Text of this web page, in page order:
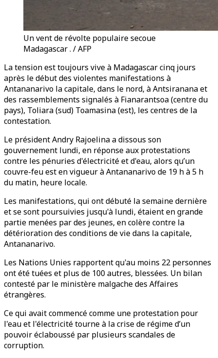
Un vent de révolte populaire secoue
Madagascar . / AFP
La tension est toujours vive à Madagascar cinq jours
après le début des violentes manifestations à
Antananarivo la capitale, dans le nord, à Antsiranana et
des rassemblements signalés à Fianarantsoa (centre du
pays), Toliara (sud) Toamasina (est), les centres de la
contestation.
Le président Andry Rajoelina a dissous son
gouvernement lundi, en réponse aux protestations
contre les pénuries d'électricité et d'eau, alors qu’un
couvre-feu est en vigueur à Antananarivo de 19 h à 5 h
du matin, heure locale.
Les manifestations, qui ont débuté la semaine dernière
et se sont poursuivies jusqu'à lundi, étaient en grande
partie menées par des jeunes, en colère contre la
détérioration des conditions de vie dans la capitale,
Antananarivo.
Les Nations Unies rapportent qu'au moins 22 personnes
ont été tuées et plus de 100 autres, blessées. Un bilan
contesté par le ministère malgache des Affaires
étrangères.
Ce qui avait commencé comme une protestation pour
l'eau et l'électricité tourne à la crise de régime d’un
pouvoir éclaboussé par plusieurs scandales de
corruption.